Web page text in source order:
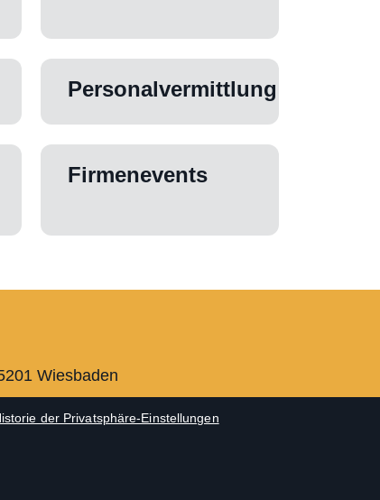
Personalvermittlung
Firmenevents
Wiesbaden
der Privatsphäre-Einstellungen